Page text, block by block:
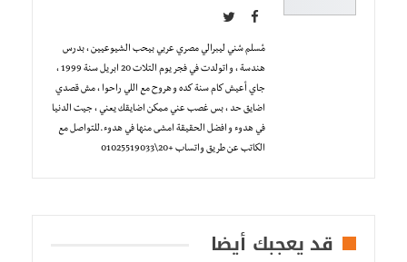
مُسلم سُني ليبرالي مصري عربي بيحب الشيوعيين ، بدرس
هندسة ، و اتولدت في فجر يوم التلات 20 ابريل سنة 1999 ،
جاي أعيش كام سنة كده و هروح مع اللي راحوا ، مش قصدي
اضايق حد ، بس غصب عني ممكن اضايقك يعني ، جيت الدنيا
في هدوء و افضل الحقيقة امشى منها في هدوء.للتواصل مع
الكاتب عن طريق واتساب +20\01025519033
قد يعجبك أيضا